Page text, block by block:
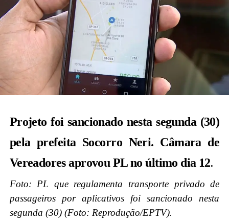
Projeto foi sancionado nesta segunda (30)
pela prefeita Socorro Neri. Câmara de
Vereadores aprovou PL no último dia 12.
Foto:PL que regulamenta transporte privado de
passageiros por aplicativos foi sancionado nesta
segunda (30) (Foto: Reprodução/EPTV).